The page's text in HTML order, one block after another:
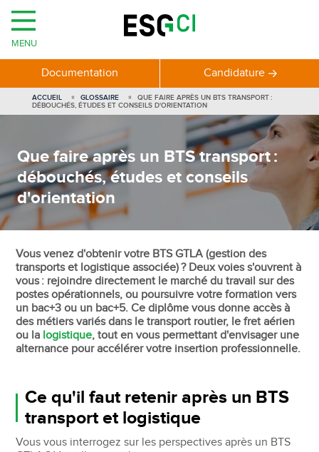
Que faire après un BTS transport :
débouchés, études et conseils
d'orientation
ACCUEIL GLOSSAIRE
QUE FAIRE APRÈS UN BTS TRANSPORT :
DÉBOUCHÉS, ÉTUDES ET CONSEILS D'ORIENTATION
Vous venez d'obtenir votre BTS GTLA (gestion des
transports et logistique associée) ? Deux voies s'ouvrent à
vous : rejoindre directement le marché du travail sur des
postes opérationnels, ou poursuivre votre formation vers
un bac+3 ou un bac+5. Ce diplôme vous donne accès à
des métiers variés dans le transport routier, le fret aérien
ou la logistique, tout en vous permettant d'envisager une
alternance pour accélérer votre insertion professionnelle.
Ce qu'il faut retenir après un BTS
transport et logistique
Vous vous interrogez sur les perspectives après un BTS
MENU
Documentation Candidature